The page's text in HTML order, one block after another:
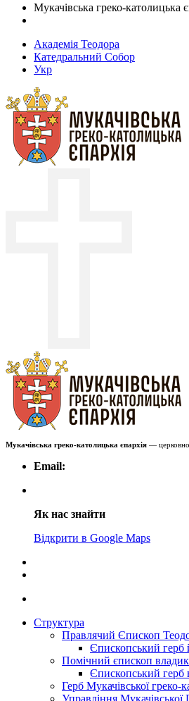
Мукачівська греко-католицька
Академія Теодора
Катедральний Собор
Укр
Мукачівська греко-католицька єпархія —
Email:
Як нас знайти
Відкрити в Google Maps
Структура
Правлячий Єпископ
Єпископський герб
Помічний єпископ
Єпископський герб
Герб Мукачівської греко-
Управління Мукачівської